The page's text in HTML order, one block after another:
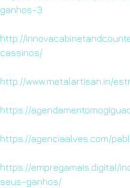
ganhos-3
http://
cassinos/
http://www.metalartisan.in/
https://
https://agenciaalves.com/
https://empregamais.digital/
seus-ganhos/